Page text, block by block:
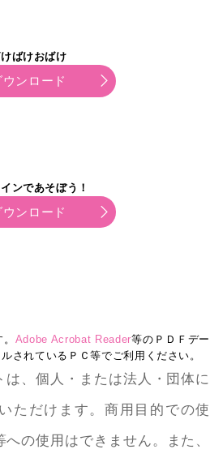
ばけおばけ
ウンロード
ンであそぼう！
ウンロード
Adobe Acrobat Reader等のＰＤＦデー
されているＰＣ等でご利用ください。
、個人・または法人・団体に
ただけます。商用目的での使
の使用はできません。また、